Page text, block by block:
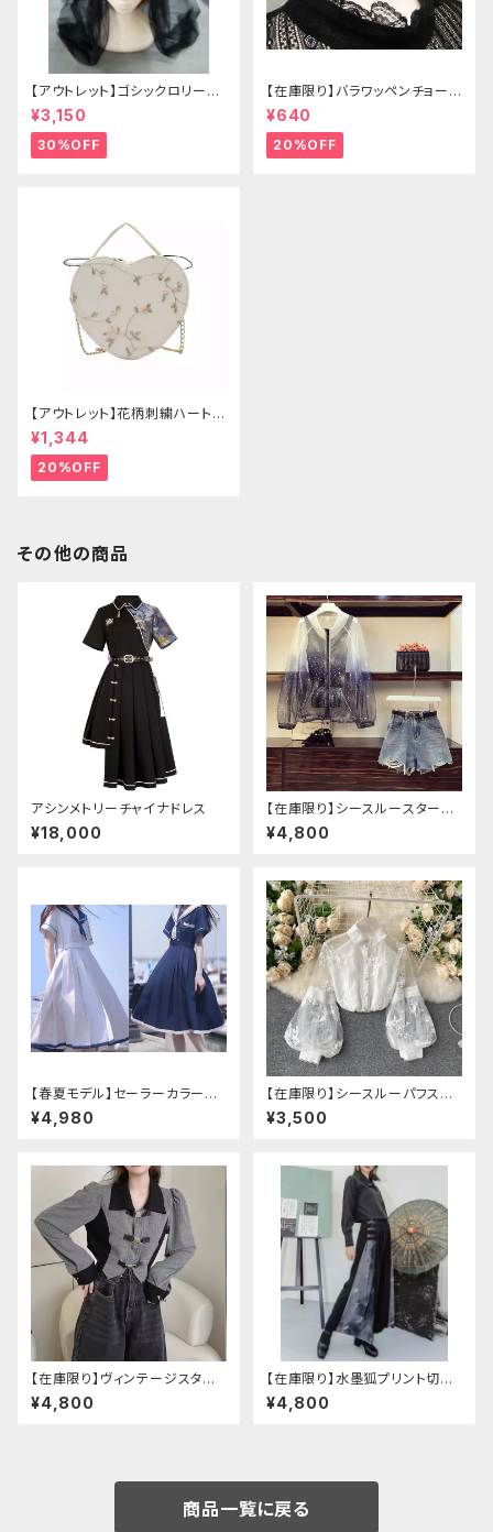
【アウトレット】ゴシックロリータ
ゴールドクラウン＆ホーン(ヴェ
ール付き)
¥3,150
30%OFF
【在庫限り】バラワッペンチョーカ
ー
¥640
20%OFF
【アウトレット】花柄刺繍ハートバ
ッグ
¥1,344
20%OFF
その他の商品
アシンメトリーチャイナドレス
¥18,000
【在庫限り】シースルースターリ
ージャケットデニムパンツセット
アップ
¥4,800
【春夏モデル】セーラーカラープ
リーツワンピース
¥4,980
【在庫限り】シースルーパフスリ
ーブ刺繍ブラウス
¥3,500
【在庫限り】ヴィンテージスタイ
ルバックルベルトシャツ
¥4,800
【在庫限り】水墨狐プリント切替
サイドバックルワイドパンツ（Lサ
イズ
¥4,800
商品一覧に戻る